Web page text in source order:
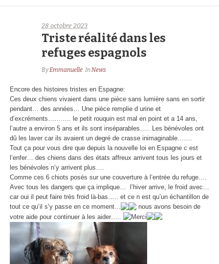
28 octobre 2023
Triste réalité dans les
refuges espagnols
ByEmmanuelle InNews
Encore des histoires tristes en Espagne:
Ces deux chiens vivaient dans une pièce sans lumière sans en sortir
pendant… des années… Une pièce remplie d urine et
d’excréments……….. le petit rouquin est mal en point et a 14 ans,
l’autre a environ 5 ans et ils sont inséparables….. Les bénévoles ont
dû les laver car ils avaient un degré de crasse inimaginable…….
Tout ça pour vous dire que depuis la nouvelle loi en Espagne c est
l’enfer… des chiens dans des états affreux arrivent tous les jours et
les bénévoles n’y arrivent plus….
Comme ces 6 chiots posés sur une couverture à l’entrée du refuge….
Avec tous les dangers que ça implique… l’hiver arrive, le froid avec…
car oui il peut faire très froid là-bas….. et ce n est qu’un échantillon de
tout ce qu’il s’y passe en ce moment…
nous avons besoin de
votre aide pour continuer à les aider…..
Merci